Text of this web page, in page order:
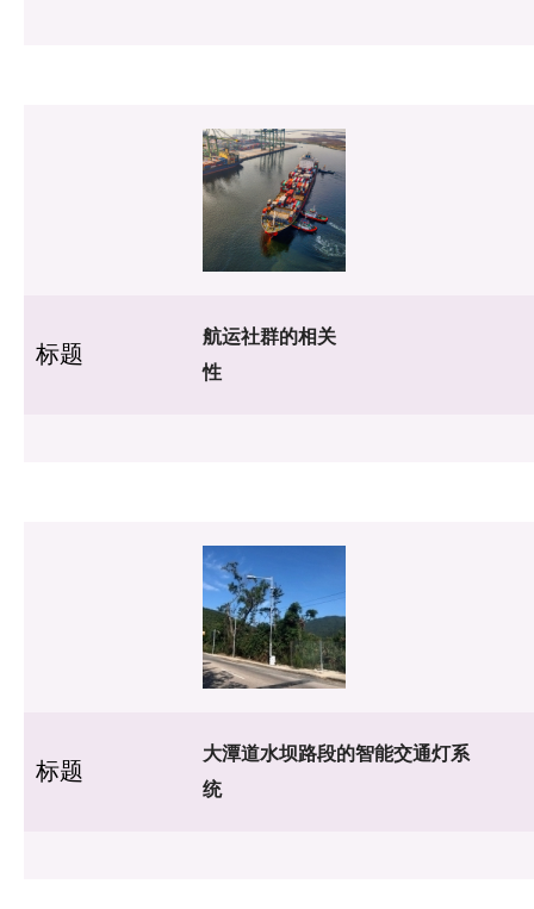
标题
航运社群的相关
性
标题
大潭道水坝路段的智能交通灯系
统